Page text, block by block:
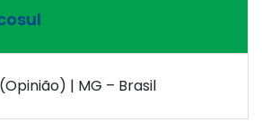
| MG – Brasil